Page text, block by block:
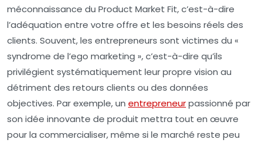
méconnaissance du Product Market Fit, c’est-à-dire
l’adéquation entre votre offre et les besoins réels des
clients. Souvent, les entrepreneurs sont victimes du «
syndrome de l’ego marketing », c’est-à-dire qu’ils
privilégient systématiquement leur propre vision au
détriment des retours clients ou des données
objectives. Par exemple, un entrepreneurpassionné par
son idée innovante de produit mettra tout en œuvre
pour la commercialiser, même si le marché reste peu